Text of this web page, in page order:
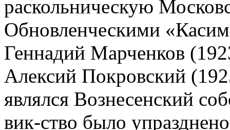
раскольническую
Обновленческими
Геннадий Марченков
Алексий Покровский
являлся Вознесенский
вик-ство было